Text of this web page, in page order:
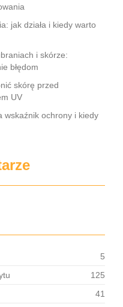
jak działa i kiedy warto
i skórze:
błędom
skórę przed
UV
wskaźnik ochrony i kiedy
5
125
41